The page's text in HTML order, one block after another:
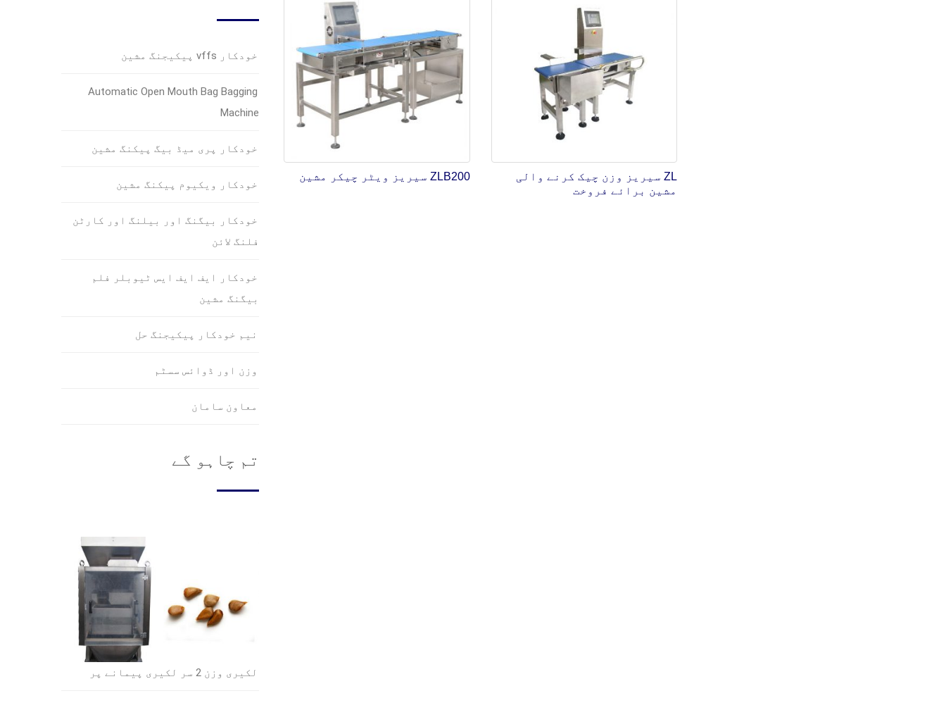
خودکار vffs پیکیجنگ مشین
Automatic Open Mouth Bag Bagging
Machine
خودکار پری میڈ بیگ پیکنگ مشین
خودکار ویکیوم پیکنگ مشین
خودکار بیگنگ اور بیلنگ اور کارٹن
فلنگ لائن
خودکار ایف ایف ایس ٹیوبلر فلم
بیگنگ مشین
نیم خودکار پیکیجنگ حل
وزن اور ڈوائس سسٹم
معاون سامان
تم چاہو گے
لکیری وزن 2 سر لکیری پیمانے پر
ZLB200 سیریز ویٹر چیکر مشین
ZL سیریز وزن چیک کرنے والی
مشین برائے فروخت